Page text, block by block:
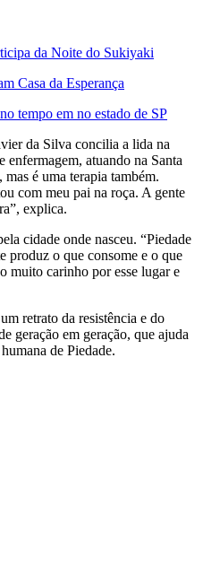
da Noite do Sukiyaki
Casa da Esperança
tempo em no estado de SP
da Silva concilia a lida na
atuando na Santa
é uma terapia também.
com meu pai na roça. A gente
explica.
cidade onde nasceu. “Piedade
produz o que consome e o que
muito carinho por esse lugar e
retrato da resistência e do
geração em geração, que ajuda
de Piedade.